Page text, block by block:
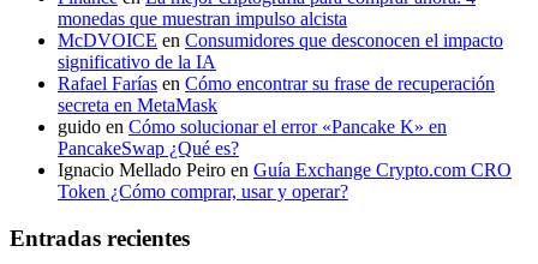
monedas que muestran impulso alcista
McDVOICE en Consumidores que desconocen el impacto
significativo de la IA
Rafael Farías en Cómo encontrar su frase de recuperación
secreta en MetaMask
guido en Cómo solucionar el error «Pancake K» en
PancakeSwap ¿Qué es?
Ignacio Mellado Peiro en Guía Exchange Crypto.com CRO
Token ¿Cómo comprar, usar y operar?
Entradas recientes